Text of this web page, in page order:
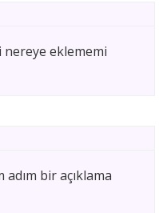
nereye eklememi
bir açıklama